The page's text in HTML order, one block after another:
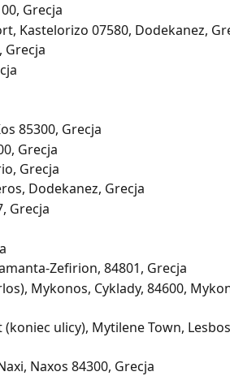
Grecja
Kastelorizo 07580, Dodekanez,
Grecja
85300, Grecja
Grecja
Grecja
Dodekanez, Grecja
Grecja
Zefirion, 84801, Grecja
Mykonos, Cyklady, 84600,
ulicy), Mytilene Town, Lesbos
Naxos 84300, Grecja